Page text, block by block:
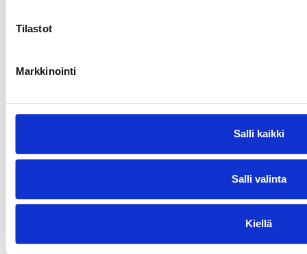
Tilastot
Markkinointi
Salli kaikki
Salli valinta
Kiellä